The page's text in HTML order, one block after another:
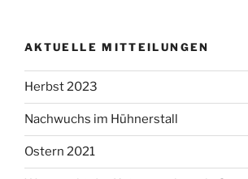
AKTUELLE MITTEILUNGEN
Herbst 2023
Nachwuchs im Hühnerstall
Ostern 2021